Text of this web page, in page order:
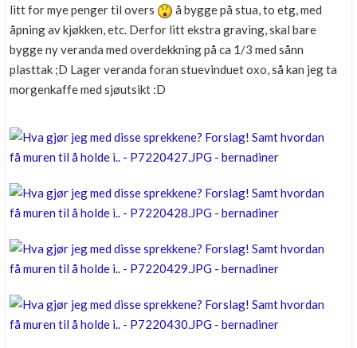
litt for mye penger til overs
å bygge på stua, to etg, med
åpning av kjøkken, etc. Derfor litt ekstra graving, skal bare
bygge ny veranda med overdekkning på ca 1/3 med sånn
plasttak ;D Lager veranda foran stuevinduet oxo, så kan jeg ta
morgenkaffe med sjøutsikt :D